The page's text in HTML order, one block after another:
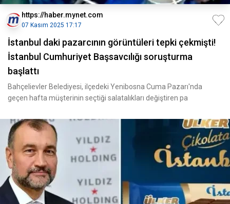
https://haber.mynet.com
07 Kasım 2025 17:17
İstanbul daki pazarcının görüntüleri tepki çekmişti!
İstanbul Cumhuriyet Başsavcılığı soruşturma
başlattı
Bahçelievler Belediyesi, ilçedeki Yenibosna Cuma Pazarı'nda
geçen hafta müşterinin seçtiği salatalıkları değiştiren pa